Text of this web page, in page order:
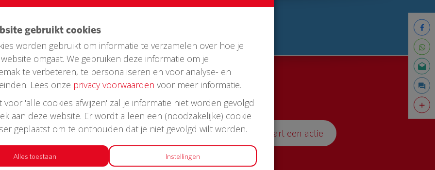
in jouw straat?
een AED + buitenkast met korting
Start een actie
gebruikt cookies
worden gebruikt om informatie te verzamelen over hoe je
omgaat. We gebruiken deze informatie om je
te verbeteren, te personaliseren en voor analyse- en
Lees onze privacy voorwaarden voor meer informatie.
voor 'alle cookies afwijzen' zal je informatie niet worden gevolgd
aan deze website. Er wordt alleen een (noodzakelijke) cookie
geplaatst om te onthouden dat je niet gevolgd wilt worden.
Alles toestaan Instellingen